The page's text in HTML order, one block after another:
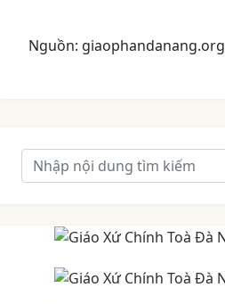
Nguồn: giaophandanang.org